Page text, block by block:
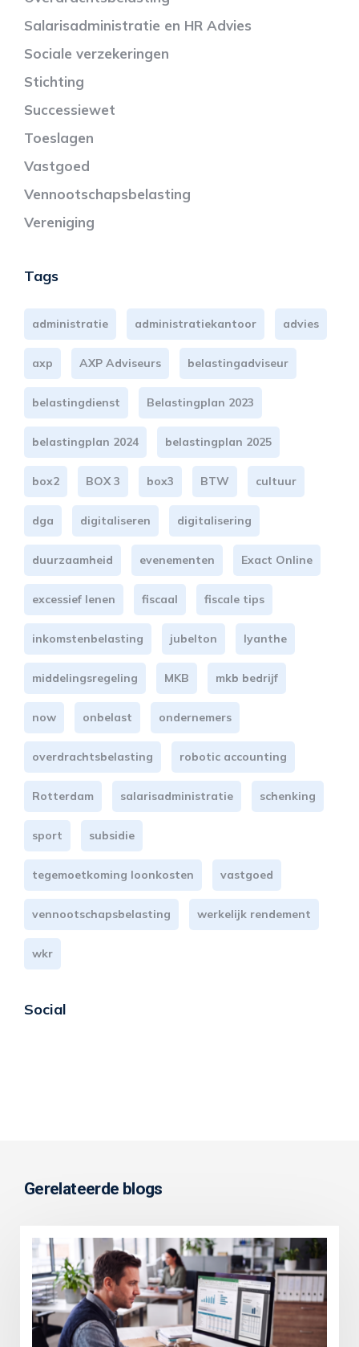
Salarisadministratie en HR Advies
Sociale verzekeringen
Stichting
Successiewet
Toeslagen
Vastgoed
Vennootschapsbelasting
Vereniging
Tags
administratie administratiekantoor advies
axp AXP Adviseurs belastingadviseur
belastingdienst Belastingplan 2023
belastingplan 2024 belastingplan 2025
box2 BOX 3 box3 BTW cultuur
dga digitaliseren digitalisering
duurzaamheid evenementen Exact Online
excessief lenen fiscaal fiscale tips
inkomstenbelasting jubelton lyanthe
middelingsregeling MKB mkb bedrijf
now onbelast ondernemers
overdrachtsbelasting robotic accounting
Rotterdam salarisadministratie schenking
sport subsidie
tegemoetkoming loonkosten vastgoed
vennootschapsbelasting werkelijk rendement
wkr
Social
Gerelateerde blogs